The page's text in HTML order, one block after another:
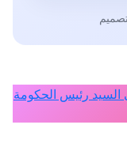
رئيس الحكومة